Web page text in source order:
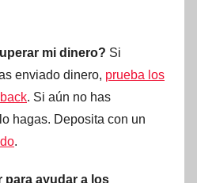
mi dinero? Si
enviado dinero, prueba los
. Si aún no has
hagas. Deposita con un
.
para ayudar a los